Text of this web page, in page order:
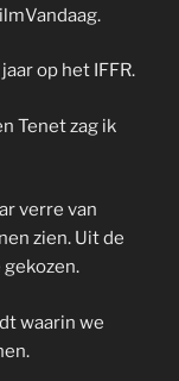
op het IFFR.
Tenet zag ik
verre van
zien. Uit de
gekozen.
waarin we